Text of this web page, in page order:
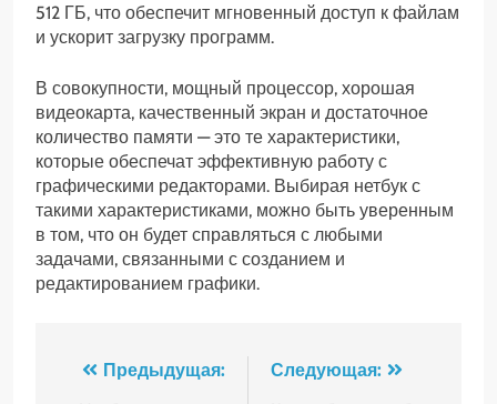
512 ГБ, что обеспечит мгновенный доступ к файлам
и ускорит загрузку программ.
В совокупности, мощный процессор, хорошая
видеокарта, качественный экран и достаточное
количество памяти — это те характеристики,
которые обеспечат эффективную работу с
графическими редакторами. Выбирая нетбук с
такими характеристиками, можно быть уверенным
в том, что он будет справляться с любыми
задачами, связанными с созданием и
редактированием графики.
Навигация
Предыдущая:
Следующая: